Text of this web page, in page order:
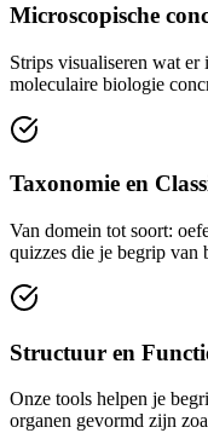
Microscopische
Strips visualiseren wat er
moleculaire biologie
Taxonomie en
Van domein tot soort:
quizzes die je begrip van
Structuur en
Onze tools helpen je
organen gevormd zijn